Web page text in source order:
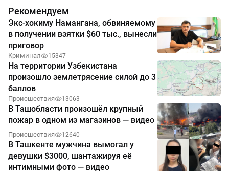
Рекомендуем
Экс-хокиму Намангана, обвиняемому
в получении взятки $60 тыс., вынесли
приговор
Криминал 15347
На территории Узбекистана
произошло землетрясение силой до 3
баллов
Происшествия 13063
В Ташобласти произошёл крупный
пожар в одном из магазинов — видео
Происшествия 12640
В Ташкенте мужчина вымогал у
девушки $3000, шантажируя её
интимными фото — видео